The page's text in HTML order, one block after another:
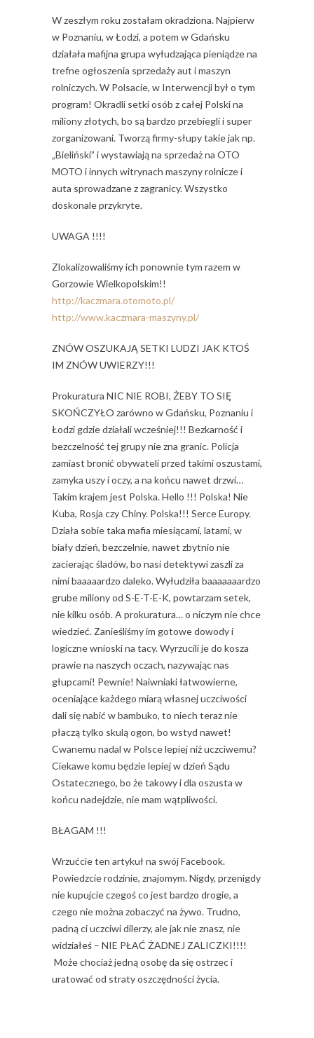
W zeszłym roku zostałam okradziona. Najpierw
w Poznaniu, w Łodzi, a potem w Gdańsku
działała mafijna grupa wyłudzająca pieniądze na
trefne ogłoszenia sprzedaży aut i maszyn
rolniczych. W Polsacie, w Interwencji był o tym
program! Okradli setki osób z całej Polski na
miliony złotych, bo są bardzo przebiegli i super
zorganizowani. Tworzą firmy-słupy takie jak np.
„Bieliński” i wystawiają na sprzedaż na OTO
MOTO i innych witrynach maszyny rolnicze i
auta sprowadzane z zagranicy. Wszystko
doskonale przykryte.
UWAGA !!!!
Zlokalizowaliśmy ich ponownie tym razem w
Gorzowie Wielkopolskim!!
http://kaczmara.otomoto.pl/
http://www.kaczmara-maszyny.pl/
ZNÓW OSZUKAJĄ SETKI LUDZI JAK KTOŚ
IM ZNÓW UWIERZY!!!
Prokuratura NIC NIE ROBI, ŻEBY TO SIĘ
SKOŃCZYŁO zarówno w Gdańsku, Poznaniu i
Łodzi gdzie działali wcześniej!!! Bezkarność i
bezczelność tej grupy nie zna granic. Policja
zamiast bronić obywateli przed takimi oszustami,
zamyka uszy i oczy, a na końcu nawet drzwi…
Takim krajem jest Polska. Hello !!! Polska! Nie
Kuba, Rosja czy Chiny. Polska!!! Serce Europy.
Działa sobie taka mafia miesiącami, latami, w
biały dzień, bezczelnie, nawet zbytnio nie
zacierając śladów, bo nasi detektywi zaszli za
nimi baaaaardzo daleko. Wyłudziła baaaaaaardzo
grube miliony od S-E-T-E-K, powtarzam setek,
nie kilku osób. A prokuratura… o niczym nie chce
wiedzieć. Zanieśliśmy im gotowe dowody i
logiczne wnioski na tacy. Wyrzucili je do kosza
prawie na naszych oczach, nazywając nas
głupcami! Pewnie! Naiwniaki łatwowierne,
oceniające każdego miarą własnej uczciwości
dali się nabić w bambuko, to niech teraz nie
płaczą tylko skulą ogon, bo wstyd nawet!
Cwanemu nadal w Polsce lepiej niż uczciwemu?
Ciekawe komu będzie lepiej w dzień Sądu
Ostatecznego, bo że takowy i dla oszusta w
końcu nadejdzie, nie mam wątpliwości.
BŁAGAM !!!
Wrzućcie ten artykuł na swój Facebook.
Powiedzcie rodzinie, znajomym. Nigdy, przenigdy
nie kupujcie czegoś co jest bardzo drogie, a
czego nie można zobaczyć na żywo. Trudno,
padną ci uczciwi dilerzy, ale jak nie znasz, nie
widziałeś – NIE PŁAĆ ŻADNEJ ZALICZKI!!!!
Może chociaż jedną osobę da się ostrzec i
uratować od straty oszczędności życia.